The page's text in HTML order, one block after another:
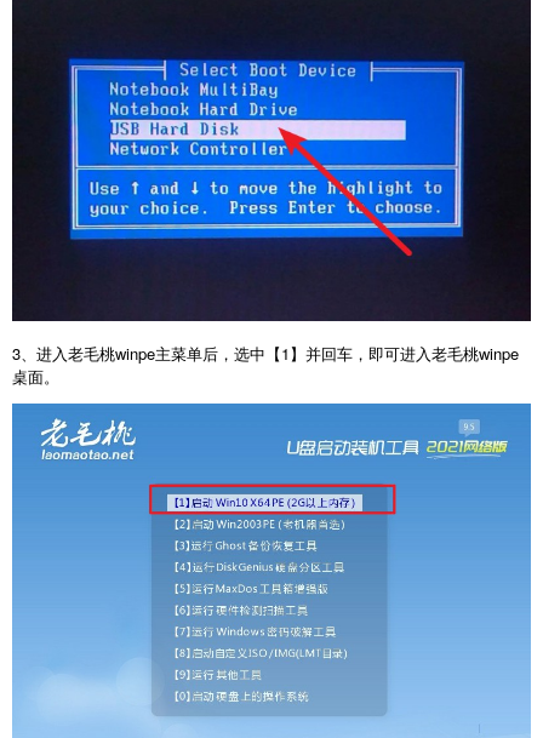
3、进入老毛桃winpe主菜单后，选中【1】并回车，即可进入老毛桃winpe
桌面。